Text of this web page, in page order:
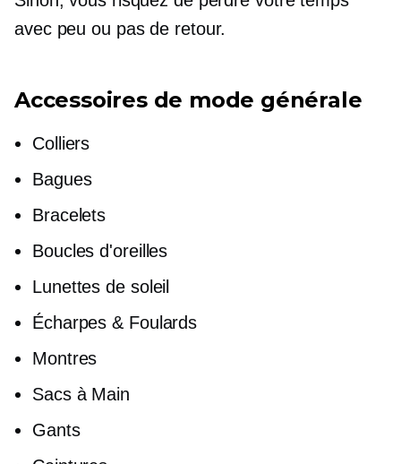
avec peu ou pas de retour.
Accessoires de mode générale
Colliers
Bagues
Bracelets
Boucles d'oreilles
Lunettes de soleil
Écharpes & Foulards
Montres
Sacs à Main
Gants